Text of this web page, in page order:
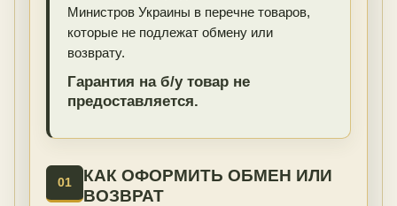
Министров Украины в перечне товаров,
которые не подлежат обмену или
возврату.
Гарантия на б/у товар не
предоставляется.
01
КАК ОФОРМИТЬ ОБМЕН ИЛИ
ВОЗВРАТ